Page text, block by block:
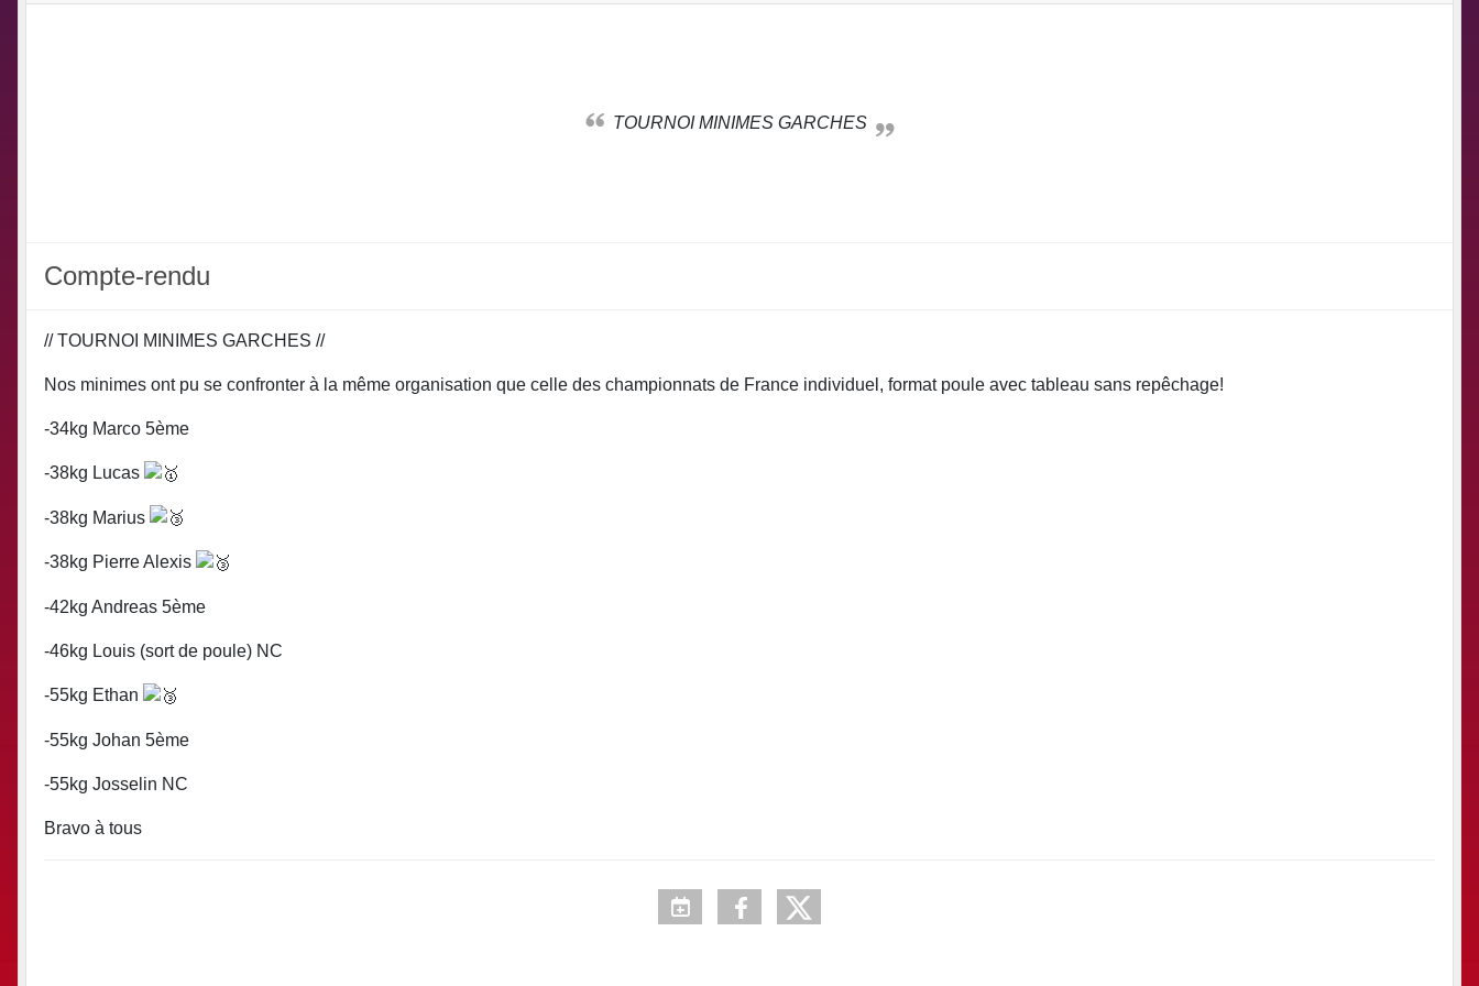
TOURNOI MINIMES GARCHES
Compte-rendu
// TOURNOI MINIMES GARCHES //
Nos minimes ont pu se confronter à la même organisation que celle des championnats de France individuel, format poule avec tableau sans repêchage!
-34kg Marco 5ème
-38kg Lucas
-38kg Marius
-38kg Pierre Alexis
-42kg Andreas 5ème
-46kg Louis (sort de poule) NC
-55kg Ethan
-55kg Johan 5ème
-55kg Josselin NC
Bravo à tous